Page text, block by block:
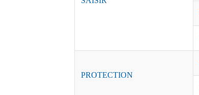
PROTECTION